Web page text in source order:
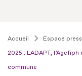
Accueil Espace
2025 : LADAPT,
commune